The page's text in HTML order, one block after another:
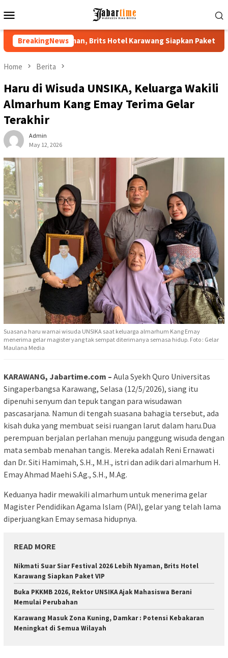
to
Menu
BreakingNews
Brits Hotel Karawang Siapkan Paket VIP Buka PKKMB
Home Berita
Haru di Wisuda UNSIKA, Keluarga Wakili
Almarhum Kang Emay Terima Gelar
Terakhir
Admin
May 12, 2026
Suasana haru warnai wisuda UNSIKA saat keluarga almarhum Kang Emay
menerima gelar magister yang tak sempat diterimanya semasa hidup. Foto : Gelar
Maulana Media
KARAWANG, Jabartime.com – Aula Syekh Quro Universitas
Singaperbangsa Karawang, Selasa (12/5/2026), siang itu
dipenuhi senyum dan tepuk tangan para wisudawan
pascasarjana. Namun di tengah suasana bahagia tersebut, ada
kisah duka yang membuat seisi ruangan larut dalam haru.Dua
perempuan berjalan perlahan menuju panggung wisuda dengan
mata sembab menahan tangis. Mereka adalah Reni Ernawati
dan Dr. Siti Hamimah, S.H., M.H., istri dan adik dari almarhum H.
Emay Ahmad Maehi S.Ag., S.H., M.Ag.
Keduanya hadir mewakili almarhum untuk menerima gelar
Magister Pendidikan Agama Islam (PAI), gelar yang telah lama
diperjuangkan Emay semasa hidupnya.
READ MORE
Nikmati Suar Siar Festival 2026 Lebih Nyaman, Brits Hotel
Karawang Siapkan Paket VIP
Buka PKKMB 2026, Rektor UNSIKA Ajak Mahasiswa Berani
Memulai Perubahan
Karawang Masuk Zona Kuning, Damkar : Potensi Kebakaran
Meningkat di Semua Wilayah